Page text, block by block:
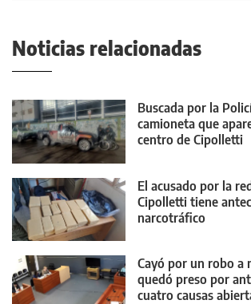
Noticias relacionadas
Buscada por la
camioneta que
centro de Cipolletti
El acusado por la
Cipolletti tiene
narcotráfico
Cayó por un robo a
quedó preso por
cuatro causas